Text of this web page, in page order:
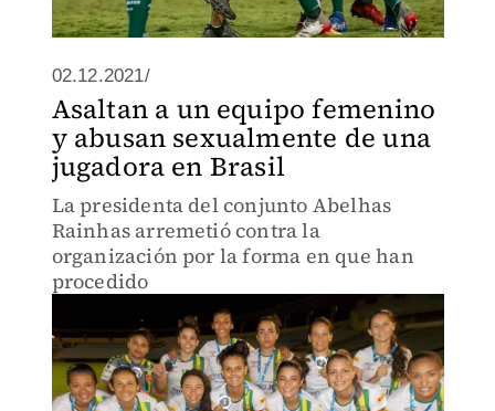
02.12.2021/
Asaltan a un equipo femenino
y abusan sexualmente de una
jugadora en Brasil
La presidenta del conjunto Abelhas
Rainhas arremetió contra la
organización por la forma en que han
procedido